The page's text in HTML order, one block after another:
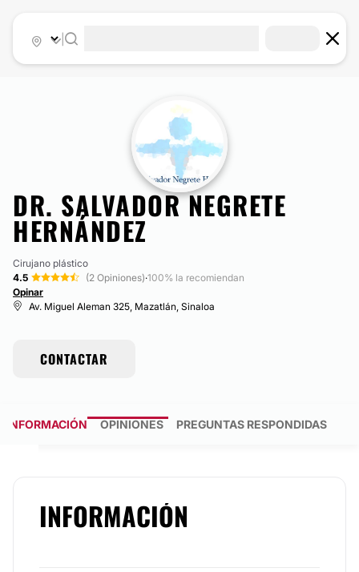
DR. SALVADOR NEGRETE
HERNÁNDEZ
Cirujano plástico
4.5
(2 Opiniones)·100% la recomiendan
Opinar
Av. Miguel Aleman 325, Mazatlán, Sinaloa
CONTACTAR
INFORMACIÓN OPINIONES PREGUNTAS RESPONDIDAS
INFORMACIÓN